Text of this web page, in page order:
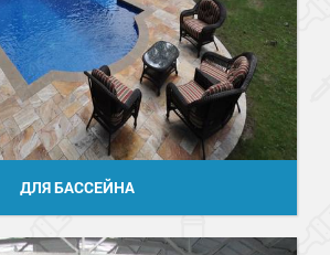
ДЛЯ БАССЕЙНА